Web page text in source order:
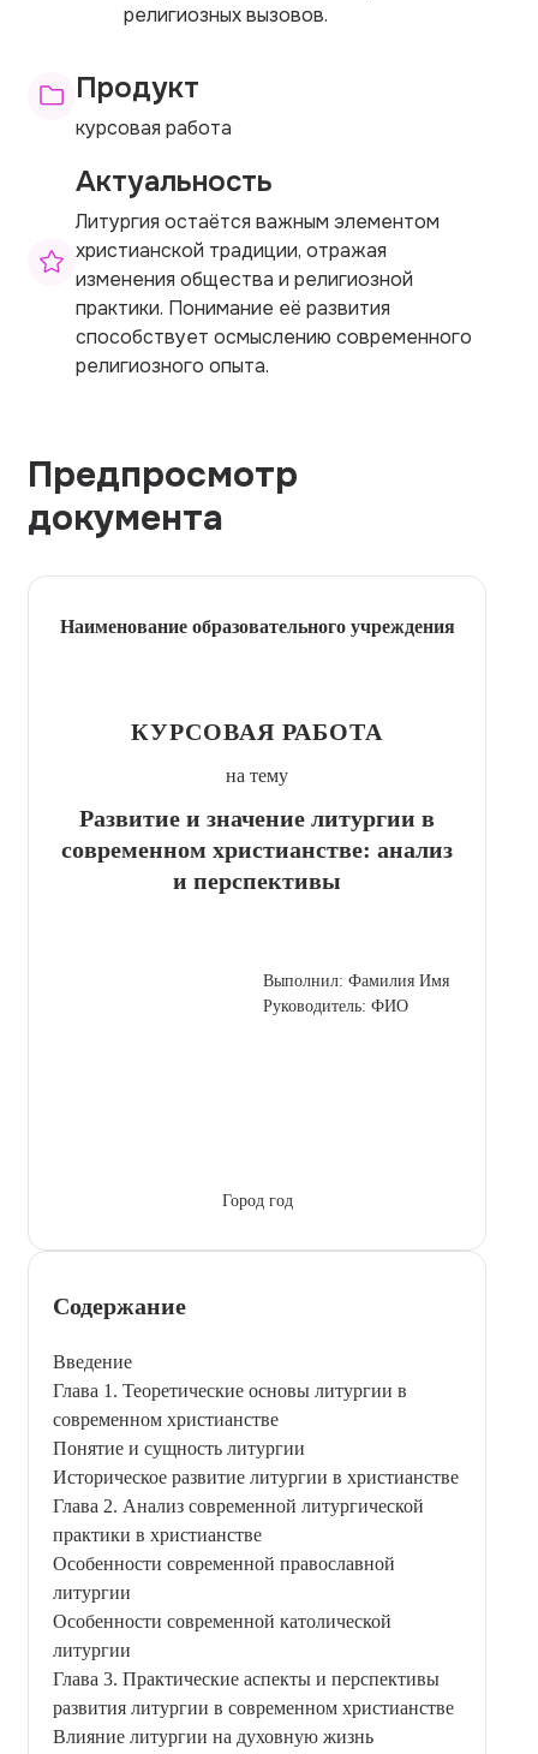
религиозных вызовов.
Продукт
курсовая работа
Актуальность
Литургия остаётся важным элементом
христианской традиции, отражая
изменения общества и религиозной
практики. Понимание её развития
способствует осмыслению современного
религиозного опыта.
Предпросмотр
документа
Наименование образовательного учреждения
КУРСОВАЯ РАБОТА
на тему
Развитие и значение литургии в
современном христианстве: анализ
и перспективы
Выполнил: Фамилия Имя
Руководитель: ФИО
Город год
Содержание
Введение
Глава 1. Теоретические основы литургии в
современном христианстве
Понятие и сущность литургии
Историческое развитие литургии в христианстве
Глава 2. Анализ современной литургической
практики в христианстве
Особенности современной православной
литургии
Особенности современной католической
литургии
Глава 3. Практические аспекты и перспективы
развития литургии в современном христианстве
Влияние литургии на духовную жизнь